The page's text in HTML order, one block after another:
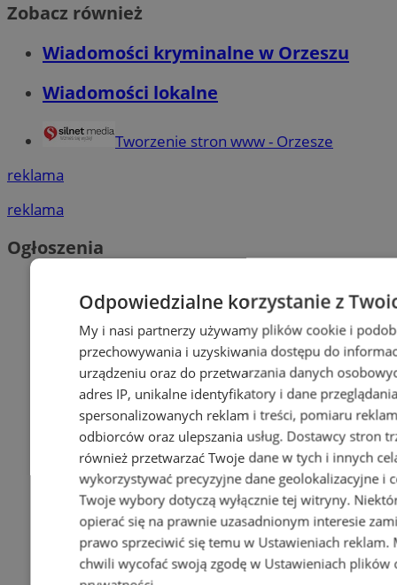
Zobacz również
Wiadomości kryminalne w Orzeszu
Wiadomości lokalne
Tworzenie stron www - Orzesze
reklama
reklama
Ogłoszenia
Odpowiedzialne korzystanie z
My i nasi partnerzy używamy plików cookie i
przechowywania i uzyskiwania dostępu do
urządzeniu oraz do przetwarzania danych
adres IP, unikalne identyfikatory i dane
spersonalizowanych reklam i treści, pomiaru
odbiorców oraz ulepszania usług. Dostawcy stron
również przetwarzać Twoje dane w tych i innych
wykorzystywać precyzyjne dane geolokalizacyjne i
Twoje wybory dotyczą wyłącznie tej witryny.
opierać się na prawnie uzasadnionym interesie
prawo sprzeciwić się temu w Ustawieniach reklam.
chwili wycofać swoją zgodę w Ustawieniach plików